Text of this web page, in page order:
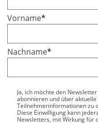
Vorname*
Nachname*
Ja, ich möchte den
abonnieren und über
Teilnehmerinformationen zu
Diese Einwilligung kann
Newsletters, mit Wirkung für